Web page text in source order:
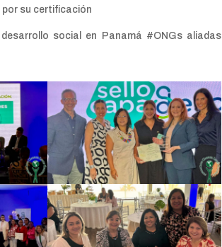
por su certificación
social en Panamá #ONGs aliadas